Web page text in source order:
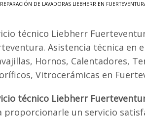
REPARACIÓN DE LAVADORAS LIEBHERR EN
técnico Liebherr
Asistencia técnica en
Hornos, Calentadores,
Vitrocerámicas en
técnico Liebherr
proporcionarle un servicio